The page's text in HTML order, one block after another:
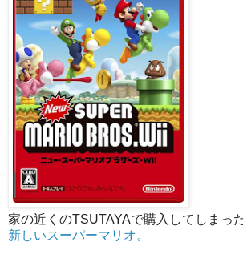
家の近くのTSUTAYAで購入してしまった
新しいスーパーマリオ。